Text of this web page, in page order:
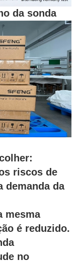
da sonda
riscos de
demanda da
mesma
é reduzido.
no